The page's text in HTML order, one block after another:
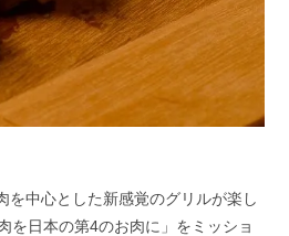
中心とした新感覚のグリルが楽し
を日本の第4のお肉に」をミッショ